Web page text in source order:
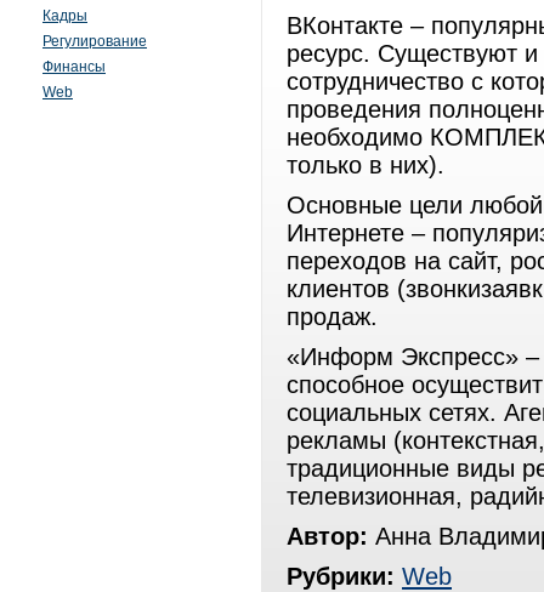
Кадры
Регулирование
Финансы
Web
ВКонтакте –
ресурс. Существуют
сотрудничество с
проведения
необходимо
только в них).
Основные цели
Интернете –
переходов на сайт,
клиентов
продаж.
«Информ Экспресс» –
способное
социальных сетях.
рекламы
традиционные виды
телевизионная,
Автор: Анна
Рубрики: Web